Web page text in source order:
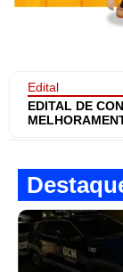
Edital
EDITAL DE